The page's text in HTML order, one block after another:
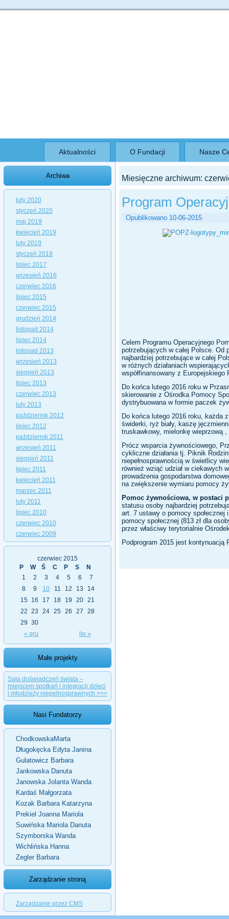
Aktualności O Fundacji Nasze
Archiwa
luty 2020
styczeń 2020
maj 2019
kwiecień 2019
luty 2019
styczeń 2018
lipiec 2017
wrzesień 2016
czerwiec 2016
lipiec 2015
czerwiec 2015
grudzień 2014
listopad 2014
lipiec 2014
listopad 2013
wrzesień 2013
sierpień 2013
lipiec 2013
czerwiec 2013
luty 2013
październik 2012
lipiec 2012
październik 2011
wrzesień 2011
sierpień 2011
lipiec 2011
kwiecień 2011
marzec 2011
luty 2011
lipiec 2010
czerwiec 2010
czerwiec 2009
czerwiec 2015
P
W Ś C P S N
« gru lip »
1 2 3 4 5 6
7
8
9 10 11 12 13
14
15
16 17 18 19 20 21
22 23 24 25 26 27
28
29 30
Małe projekty
Sala doświadczeń świata –
miejscem spotkań i integracji dzieci
i młodzieży niepełnosprawnych >>>
Nasi Fundatorzy
ChodkowskaMarta
Długokęcka Edyta Janina
Gulatowicz Barbara
Jankowska Danuta
Janowska Jolanta Wanda
Kardaś Małgorzata
Kozak Barbara Katarzyna
Prekiel Joanna Mariola
Suwińska Mariola Danuta
Szymborska Wanda
Wichlińska Hanna
Zegler Barbara
Zarządzanie stroną
Zarządzanie przez CMS
Miesięczne archiwum:
Program
Opublikowano 10-06-2015
Celem Programu Operacyjnego
potrzebujących w całej Polsce. Od
najbardziej potrzebujące w całej
w różnych działaniach
współfinansowany z
Do końca lutego 2016 roku w
skierowanie z Ośrodka Pomocy
dystrybuowana w formie paczek
Do końca lutego 2016 roku, każda
świderki, ryż biały, kaszę
truskawkowy, mielonkę wieprzową
Prócz wsparcia żywnościowego,
cykliczne działania tj. Piknik
niepełnosprawnością w świetlicy
również wziąć udział w ciekawych
prowadzenia gospodarstwa
na zwiększenie wymiaru pomocy
Pomoc żywnościowa, w postaci
statusu osoby najbardziej
art. 7 ustawy o pomocy
pomocy społecznej (813 zł dla
przez właściwy terytorialnie
Podprogram 2015 jest kontynuacją